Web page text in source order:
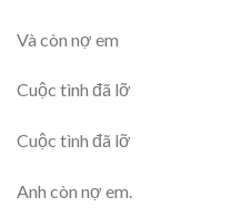
Và còn nợ em
Cuộc tình đã lỡ
Cuộc tình đã lỡ
Anh còn nợ em.